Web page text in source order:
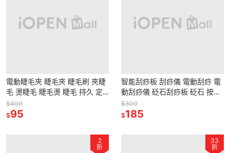
電動睫毛夾 睫毛夾 睫毛刷 夾睫
毛 燙睫毛 睫毛燙 睫毛 持久 定
型
$400
$95
智能刮痧板 刮痧儀 電動刮痧 電
動刮痧儀 砭石刮痧板 砭石 按摩
刮痧板 美容儀 刮痧 臉部按摩器
臉部按摩 按摩儀
$300
$185
2
折
33
折